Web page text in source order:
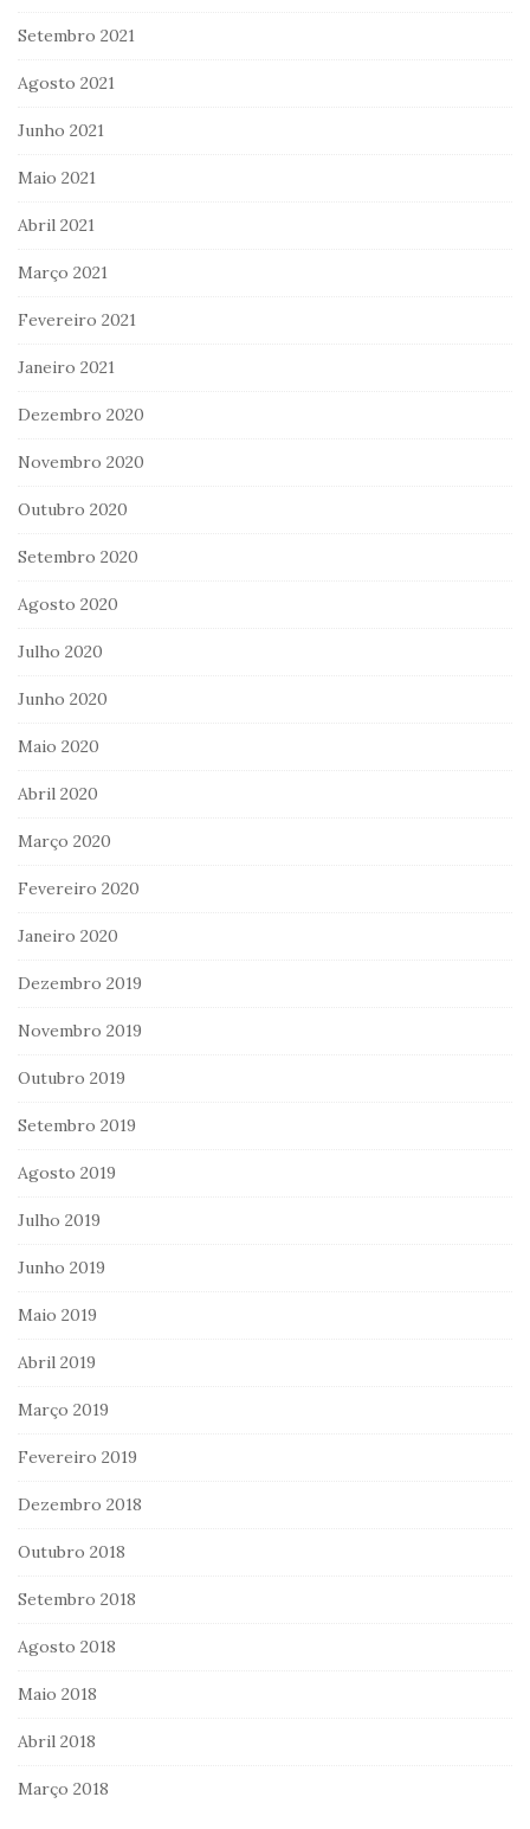
Setembro 2021
Agosto 2021
Junho 2021
Maio 2021
Abril 2021
Março 2021
Fevereiro 2021
Janeiro 2021
Dezembro 2020
Novembro 2020
Outubro 2020
Setembro 2020
Agosto 2020
Julho 2020
Junho 2020
Maio 2020
Abril 2020
Março 2020
Fevereiro 2020
Janeiro 2020
Dezembro 2019
Novembro 2019
Outubro 2019
Setembro 2019
Agosto 2019
Julho 2019
Junho 2019
Maio 2019
Abril 2019
Março 2019
Fevereiro 2019
Dezembro 2018
Outubro 2018
Setembro 2018
Agosto 2018
Maio 2018
Abril 2018
Março 2018